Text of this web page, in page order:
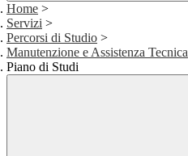
Home >
Servizi >
Percorsi di Studio >
Manutenzione e Assistenza Tecnica
Piano di Studi